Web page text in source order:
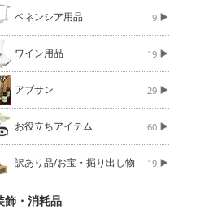
ベネンシア用品 9
ワイン用品 19
アブサン 29
お役立ちアイテム 60
訳あり品/お宝・掘り出し物 19
飾・消耗品